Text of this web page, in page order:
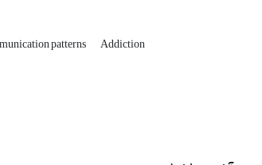
patterns Addiction